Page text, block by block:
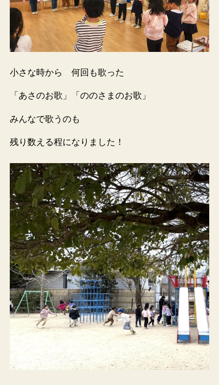
小さな時から 何回も歌った
「あさのお歌」「ののさまのお歌」
みんなで歌うのも
残り数える程になりました！